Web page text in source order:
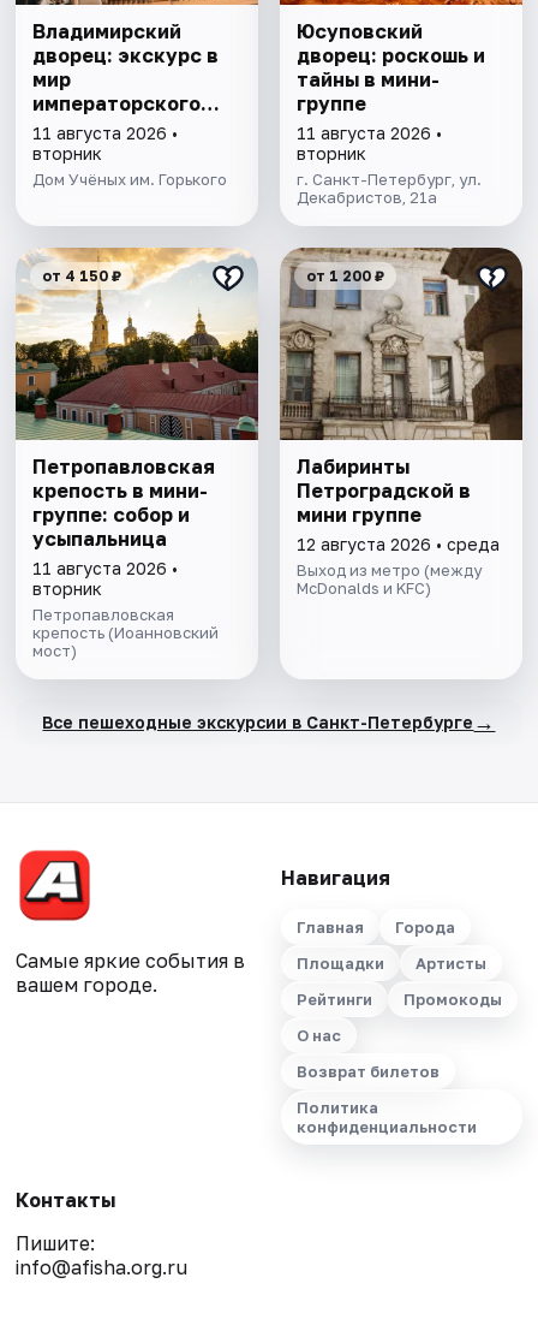
Владимирский
дворец: экскурс в
мир
императорского
блеска
11 августа 2026 •
вторник
Дом Учёных им. Горького
Юсуповский
дворец: роскошь и
тайны в мини-
группе
11 августа 2026 •
вторник
г. Санкт-Петербург, ул.
Декабристов, 21а
от 4 150 ₽
Петропавловская
крепость в мини-
группе: собор и
усыпальница
11 августа 2026 •
вторник
Петропавловская
крепость (Иоанновский
мост)
от 1 200 ₽
Лабиринты
Петроградской в
мини группе
12 августа 2026 • среда
Выход из метро (между
McDonalds и KFC)
Все пешеходные экскурсии в Санкт-Петербурге →
Самые яркие события в
вашем городе.
Навигация
Главная
Города
Площадки
Артисты
Рейтинги
Промокоды
О нас
Возврат билетов
Политика
конфиденциальности
Контакты
Пишите:
info@afisha.org.ru